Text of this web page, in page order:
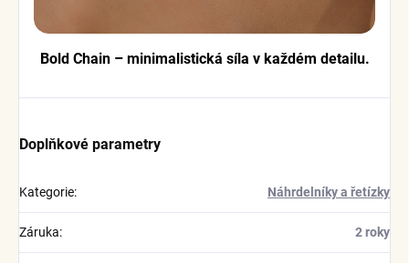
Bold Chain – minimalistická síla v každém detailu.
Doplňkové parametry
Kategorie: Náhrdelníky a řetízky
Záruka: 2 roky